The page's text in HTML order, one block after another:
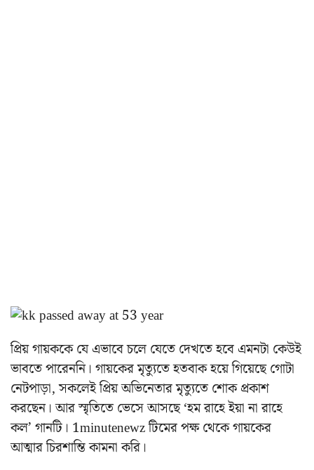
প্রিয় গায়ককে যে এভাবে চলে যেতে দেখতে হবে এমনটা কেউই
ভাবতে পারেননি। গায়কের মৃত্যুতে হতবাক হয়ে গিয়েছে গোটা
নেটপাড়া, সকলেই প্রিয় অভিনেতার মৃত্যুতে শোক প্রকাশ
করছেন। আর স্মৃতিতে ভেসে আসছে ‘হম রাহে ইয়া না রাহে
কল’ গানটি। 1minutenewz টিমের পক্ষ থেকে গায়কের
আত্মার চিরশান্তি কামনা করি।